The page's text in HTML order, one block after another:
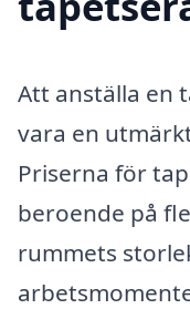
Att anställa en
vara en
Priserna för
beroende på
rummets